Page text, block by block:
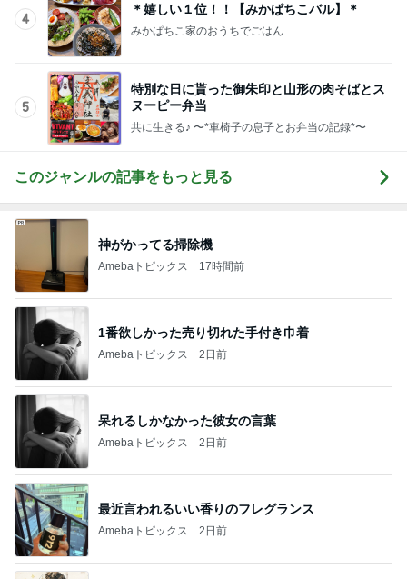
4
＊嬉しい１位！！【みかぱちこバル】＊
みかぱちこ家のおうちでごはん
5
特別な日に貰った御朱印と山形の肉そばとス
ヌーピー弁当
共に生きる♪ 〜*車椅子の息子とお弁当の記録*〜
このジャンルの記事をもっと見る
神がかってる掃除機
Amebaトピックス 17時間前
1番欲しかった売り切れた手付き巾着
Amebaトピックス 2日前
呆れるしかなかった彼女の言葉
Amebaトピックス 2日前
最近言われるいい香りのフレグランス
Amebaトピックス 2日前